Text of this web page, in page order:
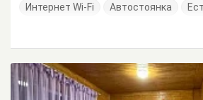
Интернет Wi-Fi Автостоянка